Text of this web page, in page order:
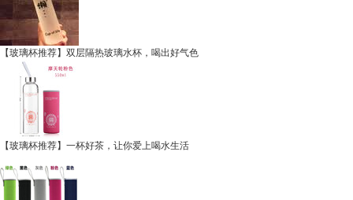
【玻璃杯推荐】双层隔热玻璃水杯，喝出好气色
【玻璃杯推荐】一杯好茶，让你爱上喝水生活